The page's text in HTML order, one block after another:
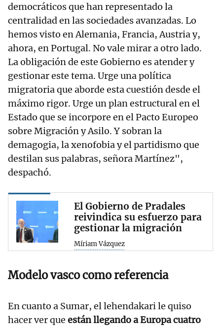
democráticos que han representado la
centralidad en las sociedades avanzadas. Lo
hemos visto en Alemania, Francia, Austria y,
ahora, en Portugal. No vale mirar a otro lado.
La obligación de este Gobierno es atender y
gestionar este tema. Urge una política
migratoria que aborde esta cuestión desde el
máximo rigor. Urge un plan estructural en el
Estado que se incorpore en el Pacto Europeo
sobre Migración y Asilo. Y sobran la
demagogia, la xenofobia y el partidismo que
destilan sus palabras, señora Martínez",
despachó.
El Gobierno de Pradales
reivindica su esfuerzo para
gestionar la migración
Míriam Vázquez
Modelo vasco como referencia
En cuanto a Sumar, el lehendakari le quiso
hacer ver que están llegando a Europa cuatro